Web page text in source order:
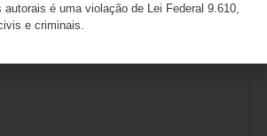
é uma violação de Lei Federal 9.610,
e criminais.